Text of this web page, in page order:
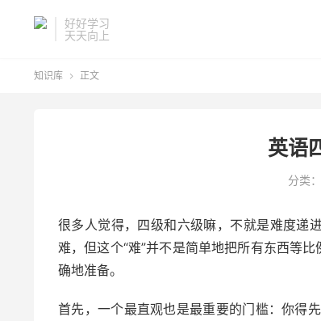
好好学习
天天向上
知识库  正文
英语
分类：
很多人觉得，四级和六级嘛，不就是难度递
难，但这个“难”并不是简单地把所有东西等
确地准备。
首先，一个最直观也是最重要的门槛：你得